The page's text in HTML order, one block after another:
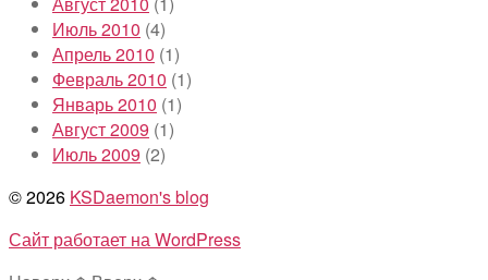
Июль 2010 (4)
Апрель 2010 (1)
Февраль 2010 (1)
Январь 2010 (1)
Август 2009 (1)
Июль 2009 (2)
© 2026 KSDaemon's blog
Сайт работает на WordPress